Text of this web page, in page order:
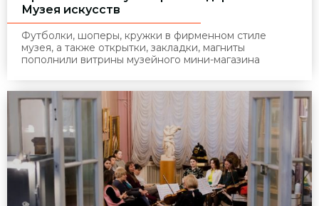
Музея искусств
Футболки, шоперы, кружки в фирменном стиле
музея, а также открытки, закладки, магниты
пополнили витрины музейного мини-магазина